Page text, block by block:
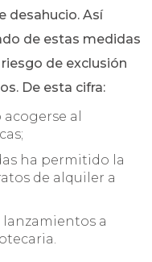
desahucio. Así
de estas medidas
de exclusión
De esta cifra:
al
ha permitido la
de alquiler a
lanzamientos a